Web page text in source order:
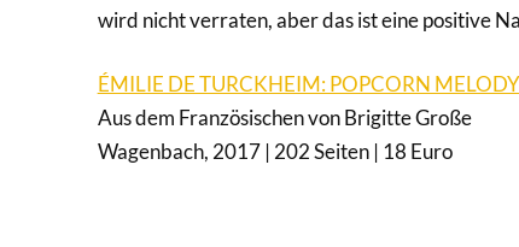
wird nicht verraten, aber das ist eine positive
ÉMILIE DE TURCKHEIM: POPCORN MELODY
Aus dem Französischen von Brigitte Große
Wagenbach, 2017 | 202 Seiten | 18 Euro